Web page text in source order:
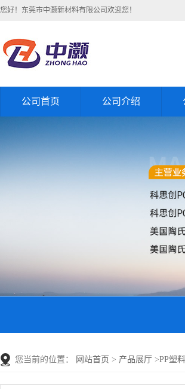
您好！东莞市中灏新材料有限公司欢迎您！
公司首页 公司介绍
您当前的位置： 网站首页 > 产品展厅 >PP塑料